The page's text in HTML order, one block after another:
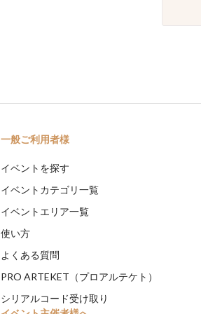
一般ご利用者様
イベントを探す
イベントカテゴリ一覧
イベントエリア一覧
使い方
よくある質問
PRO ARTEKET（プロアルテケト）
シリアルコード受け取り